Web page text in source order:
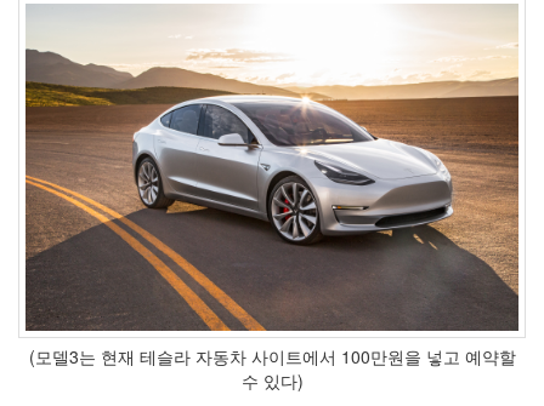
(모델3는 현재 테슬라 자동차 사이트에서 100만원을 넣고 예약할
수 있다)